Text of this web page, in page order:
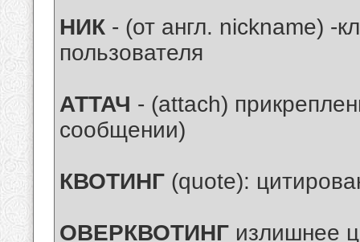
НИК - (от англ. nickname) -
пользователя
АТТАЧ - (attach)
сообщении)
КВОТИНГ (quote):
ОВЕРКВОТИНГ излишнее